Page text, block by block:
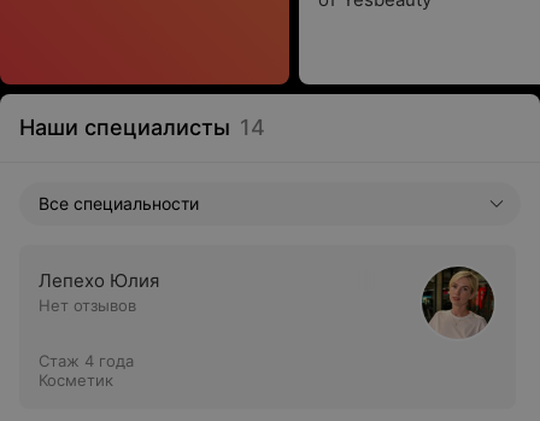
Наши специалисты 14
Все специальности
Лепехо Юлия
Нет отзывов
Стаж 4 года
Косметик